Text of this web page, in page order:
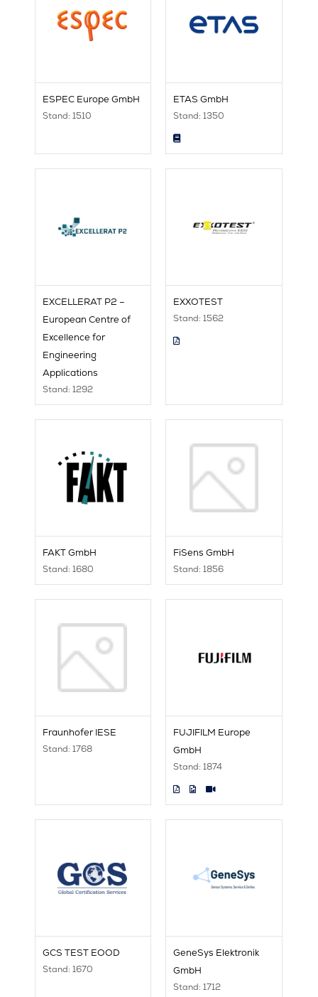
ESPEC Europe GmbH
Stand: 1510
ETAS GmbH
Stand: 1350
EXCELLERAT P2 –
European Centre of
Excellence for
Engineering
Applications
Stand: 1292
EXXOTEST
Stand: 1562
FAKT GmbH
Stand: 1680
FiSens GmbH
Stand: 1856
Fraunhofer IESE
Stand: 1768
FUJIFILM Europe
GmbH
Stand: 1874
GCS TEST EOOD
Stand: 1670
GeneSys Elektronik
GmbH
Stand: 1712